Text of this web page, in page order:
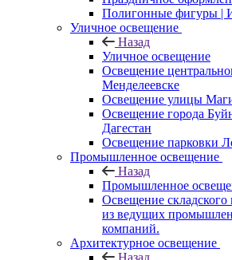
Полигонные фигуры |
Уличное освещение
Назад
Уличное освещение
Освещение
Менделеевске
Освещение улицы
Освещение города
Дагестан
Освещение парковки
Промышленное освещение
Назад
Промышленное
Освещение складского
из ведущих
компаний.
Архитектурное освещение
Назад